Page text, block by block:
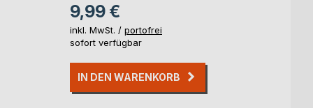
9,99 €
inkl. MwSt. / portofrei
sofort verfügbar
IN DEN WARENKORB